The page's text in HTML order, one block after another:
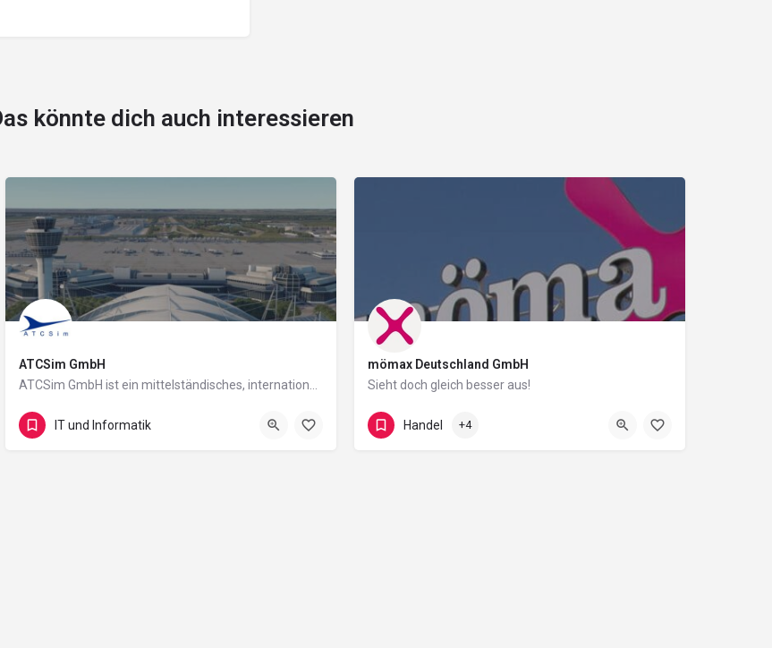
könnte dich auch interessieren
ATCSim GmbH
Bavariaring 8
IT und Informatik
mömax Deutschland GmbH
Sieht doch gleich besser aus!
Mergentheimer Straße 59
Handel +4